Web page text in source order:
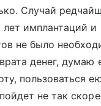
Случай
лет имплантаций
не было
денег, думаю
пользоваться
не так